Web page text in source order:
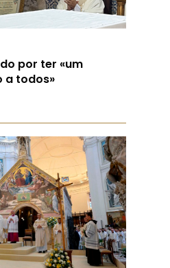
por ter «um
a todos»